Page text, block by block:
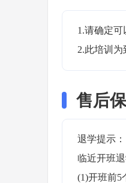
1.请确定
2.此培训为
售后
退学提示：
临近开班
(1)开班前5